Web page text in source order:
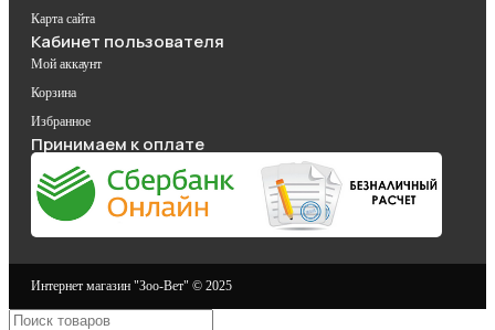
Карта сайта
Кабинет пользователя
Мой аккаунт
Корзина
Избранное
Принимаем к оплате
Интернет магазин "Зоо-Вет" © 2025